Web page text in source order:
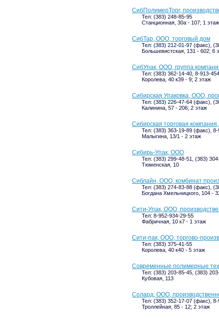
СибПолимерТорг,
Тел: (383) 248-85-95
Станционная, 30а - 107; 1 этаж
СибТар, ООО, торговый дом
Тел: (383) 212-01-97 (факс),
Большевистская, 131 - 602; 6
СибУпак, ООО, группа
Тел: (383) 362-14-40, 8-913-
Королева, 40 к39 - 9; 2 этаж
Сибирская Упаковка, ООО,
Тел: (383) 226-47-64 (факс),
Калинина, 57 - 206; 2 этаж
Сибирская торговая
Тел: (383) 363-19-89 (факс),
Малыгина, 13/1 - 2 этаж
Сибирь-Упак, ООО
Тел: (383) 299-48-51, (383)
Тюменская, 10
Сиблайн, ООО, комбинат
Тел: (383) 274-83-88 (факс),
Богдана Хмельницкого, 104 -
Сити-Упак, ООО,
Тел: 8-952-934-29-55
Фабричная, 10 к7 - 1 этаж
Сити-пак, ООО, торгово-
Тел: (383) 375-41-55
Королева, 40 к40 - 5 этаж
Современные полимерные
Тел: (383) 203-85-45, (383)
Кубовая, 113
Солард, ООО,
Тел: (383) 352-17-07 (факс),
Троллейная, 85 - 12; 2 этаж